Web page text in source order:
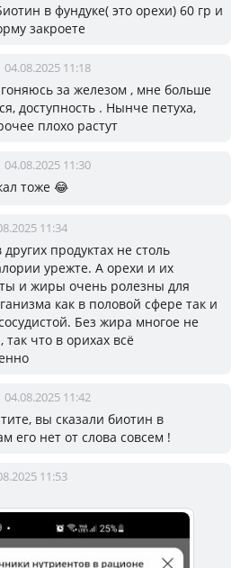
в фундуке( это орехи) 60 гр и
закроете
04.08.2025 11:18
за железом , мне больше
доступность . Нынче петуха,
плохо растут
04.08.2025 11:30
тоже 😂
11:34
других продуктах не столь
урежте. А орехи и их
и жиры очень ролезны для
как в половой сфере так и
Без жира многое не
так что в орихах всё
04.08.2025 11:42
вы сказали биотин в
его нет от слова совсем !
11:53